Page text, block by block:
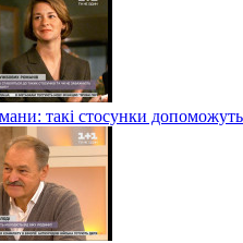
такі стосунки